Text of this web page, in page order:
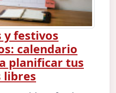
y festivos
calendario
planificar tus
libres